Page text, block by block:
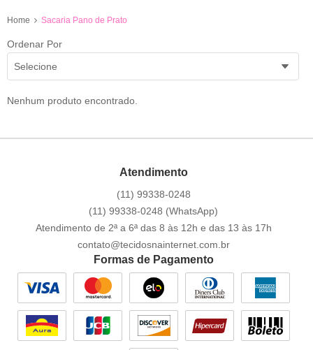
Home Sacaria Pano de Prato
Ordenar Por
Selecione
Nenhum produto encontrado.
Atendimento
(11) 99338-0248
(11) 99338-0248 (WhatsApp)
Atendimento de 2ª a 6ª das 8 às 12h e das 13 às 17h
contato@tecidosnainternet.com.br
Formas de Pagamento